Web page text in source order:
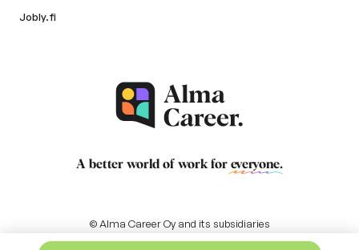
Jobly.fi
A better world of work for everyone.
© Alma Career Oy and its subsidiaries